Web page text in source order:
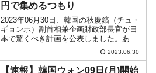
円で集めるつもり
2023年06月30日、韓国の秋慶鎬（チュ・
ギョンホ）副首相兼企画財政部長官が日
本で驚くべき計画を公表しました。あの
「外国為替平衡基金債券」（略称「外平
債」）を「円建て」で発行するというの
です。秋長官は、『ザ・ペニンシュラ東
2023.06.30
【速報】韓国ウォン09日(月)開始